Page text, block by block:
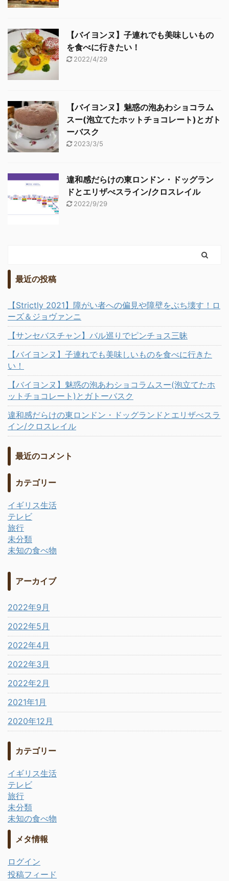
【バイヨンヌ】子連れでも美味しいもの
を食べに行きたい！
2022/4/29
【バイヨンヌ】魅惑の泡あわショコラム
スー(泡立てたホットチョコレート)とガト
ーバスク
2023/3/5
違和感だらけの東ロンドン・ドッグラン
ドとエリザべスライン/クロスレイル
2022/9/29
最近の投稿
【Strictly 2021】障がい者への偏見や障壁をぶち壊す！ロ
ーズ＆ジョヴァンニ
【サンセバスチャン】バル巡りでピンチョス三昧
【バイヨンヌ】子連れでも美味しいものを食べに行きた
い！
【バイヨンヌ】魅惑の泡あわショコラムスー(泡立てたホ
ットチョコレート)とガトーバスク
違和感だらけの東ロンドン・ドッグランドとエリザべスラ
イン/クロスレイル
最近のコメント
カテゴリー
イギリス生活
テレビ
旅行
未分類
未知の食べ物
アーカイブ
2022年9月
2022年5月
2022年4月
2022年3月
2022年2月
2021年1月
2020年12月
カテゴリー
イギリス生活
テレビ
旅行
未分類
未知の食べ物
メタ情報
ログイン
投稿フィード